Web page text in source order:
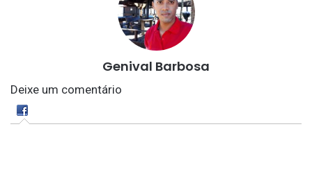
Genival Barbosa
Deixe um comentário